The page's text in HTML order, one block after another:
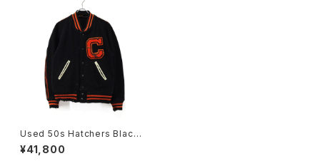
Used 50s Hatchers Black×
Orange Wing Foot Wool A
ward Jacket Size L 相当 古
¥41,800